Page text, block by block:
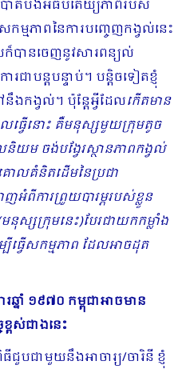
ាត់បង់អធិបតេយ្យភាពរបស់
មភាពនៃការបញ្ចេញកង្វល់នេះ
បានចេញនូវសារពន្យល់
ជាបន្តបន្ទាប់។ បន្ដិចទៀតខ្ញុំ
កង្វល់។ ប៉ុន្តែអ្វីដែលកើតមាន
លធ្វើនោះ គឺមនុស្សមួយក្រុមតូច
ម ចង់បង្វែរស្ថានភាពកង្វល់
ោលគំនិតដើមនៃប្រជា
អំពីការព្រួយបារម្ភរបស់ខ្លួន
ស្សក្រុមនេះ)បែរជាយកកម្លាំង
វើសកម្មភាព ដែលអាចដុត
នាំ ១៩៧០ កម្ពុជាអាចមាន
ពស់ជាងនេះ
បជាមួយនឹងអាចារ្យ/ចារិនី ខ្ញុំ